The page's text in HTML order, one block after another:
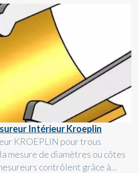
Intérieur Kroeplin
KROEPLIN pour trous
mesure de diamètres ou côtes
contrôlent grâce à...